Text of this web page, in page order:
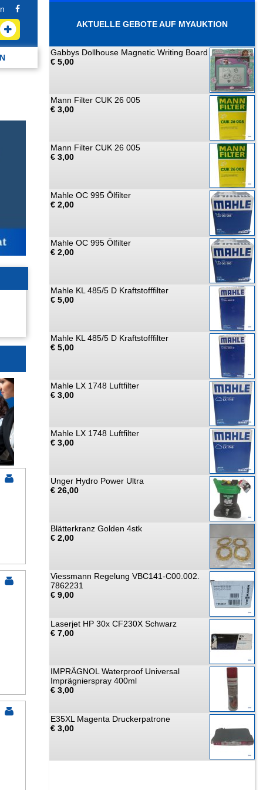
AKTUELLE GEBOTE AUF MYAUKTION
Gabbys Dollhouse Magnetic Writing Board
€ 5,00
Mann Filter CUK 26 005
€ 3,00
Mann Filter CUK 26 005
€ 3,00
Mahle OC 995 Ölfilter
€ 2,00
Mahle OC 995 Ölfilter
€ 2,00
Mahle KL 485/5 D Kraftstofffilter
€ 5,00
Mahle KL 485/5 D Kraftstofffilter
€ 5,00
Mahle LX 1748 Luftfilter
€ 3,00
Mahle LX 1748 Luftfilter
€ 3,00
Unger Hydro Power Ultra
€ 26,00
Blätterkranz Golden 4stk
€ 2,00
Viessmann Regelung VBC141-C00.002.
7862231
€ 9,00
Laserjet HP 30x CF230X Schwarz
€ 7,00
IMPRÄGNOL Waterproof Universal
Imprägnierspray 400ml
€ 3,00
E35XL Magenta Druckerpatrone
€ 3,00